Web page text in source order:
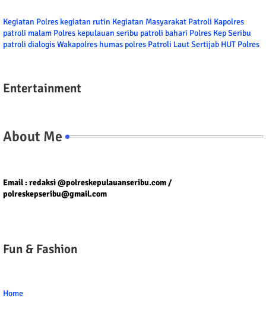
Kegiatan Polres kegiatan rutin Kegiatan Masyarakat Patroli Kapolres
patroli malam Polres kepulauan seribu patroli bahari Polres Kep Seribu
patroli dialogisWakapolres humas polres Patroli LautSertijab HUT Polres
Entertainment
About Me
Email : redaksi @polreskepulauanseribu.com /
polreskepseribu@gmail.com
Fun & Fashion
Home